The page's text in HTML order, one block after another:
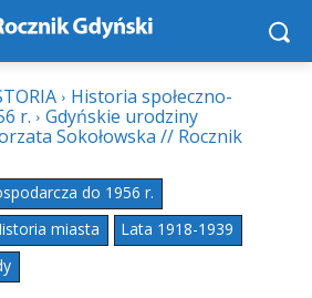
Historia społeczno-
r.
Gdyńskie urodziny
Sokołowska // Rocznik
do 1956 r.
miasta
Lata 1918-1939